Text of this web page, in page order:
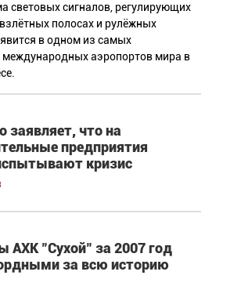
световых сигналов, регулирующих
полосах и рулёжных
в одном из самых
международных аэропортов мира в
заявляет, что на
предприятия
кризис
АХК "Сухой" за 2007 год
за всю историю